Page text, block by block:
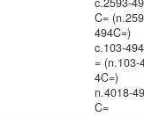
C=
494C=)
c.103-
= (n.103-
4C=)
n.4018-
C=